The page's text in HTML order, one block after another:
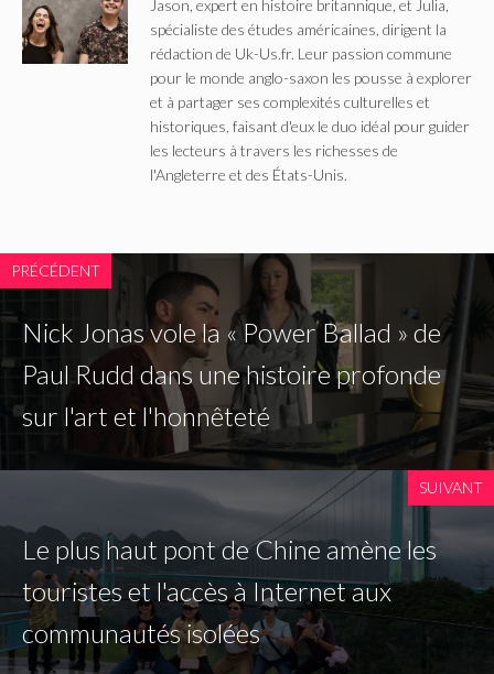
Jason, expert en histoire britannique, et Julia,
spécialiste des études américaines, dirigent la
rédaction de Uk-Us.fr. Leur passion commune
pour le monde anglo-saxon les pousse à explorer
et à partager ses complexités culturelles et
historiques, faisant d'eux le duo idéal pour guider
les lecteurs à travers les richesses de
l'Angleterre et des États-Unis.
PRÉCÉDENT
Nick Jonas vole la « Power Ballad » de
Paul Rudd dans une histoire profonde
sur l'art et l'honnêteté
SUIVANT
Le plus haut pont de Chine amène les
touristes et l'accès à Internet aux
communautés isolées